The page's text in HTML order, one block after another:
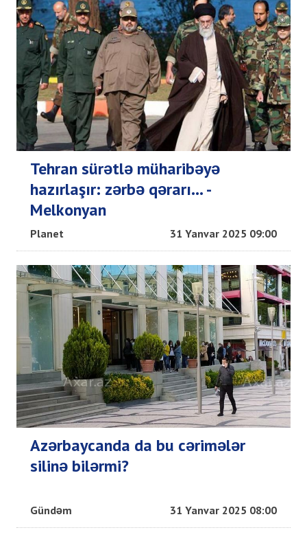
Tehran sürətlə müharibəyə
hazırlaşır: zərbə qərarı… -
Melkonyan
Planet 31 Yanvar 2025 09:00
Azərbaycanda da bu cərimələr
silinə bilərmi?
Gündəm 31 Yanvar 2025 08:00